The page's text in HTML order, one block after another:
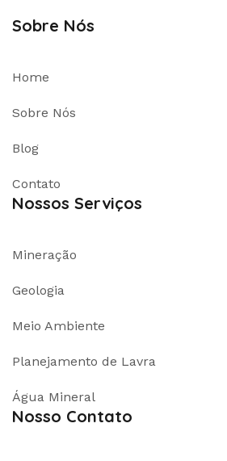
Sobre Nós
Home
Sobre Nós
Blog
Contato
Nossos Serviços
Mineração
Geologia
Meio Ambiente
Planejamento de Lavra
Água Mineral
Nosso Contato